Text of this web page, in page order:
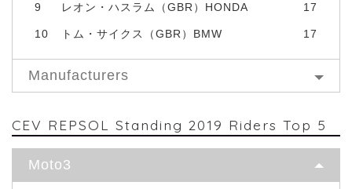
9 レオン・ハスラム（GBR）HONDA 17
10 トム・サイクス（GBR）BMW 17
Manufacturers
CEV REPSOL Standing 2019 Riders Top 5
Moto3